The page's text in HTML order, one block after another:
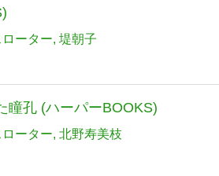
ーター 堤朝子
瞳孔 (ハーパーBOOKS)
ーター 北野寿美枝